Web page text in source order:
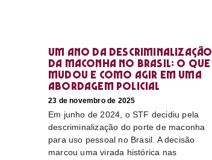
Um ano da descriminalização
da maconha no Brasil: o que
mudou e como agir em uma
abordagem policial
23 de novembro de 2025
Em junho de 2024, o STF decidiu pela
descriminalização do porte de maconha
para uso pessoal no Brasil. A decisão
marcou uma virada histórica nas